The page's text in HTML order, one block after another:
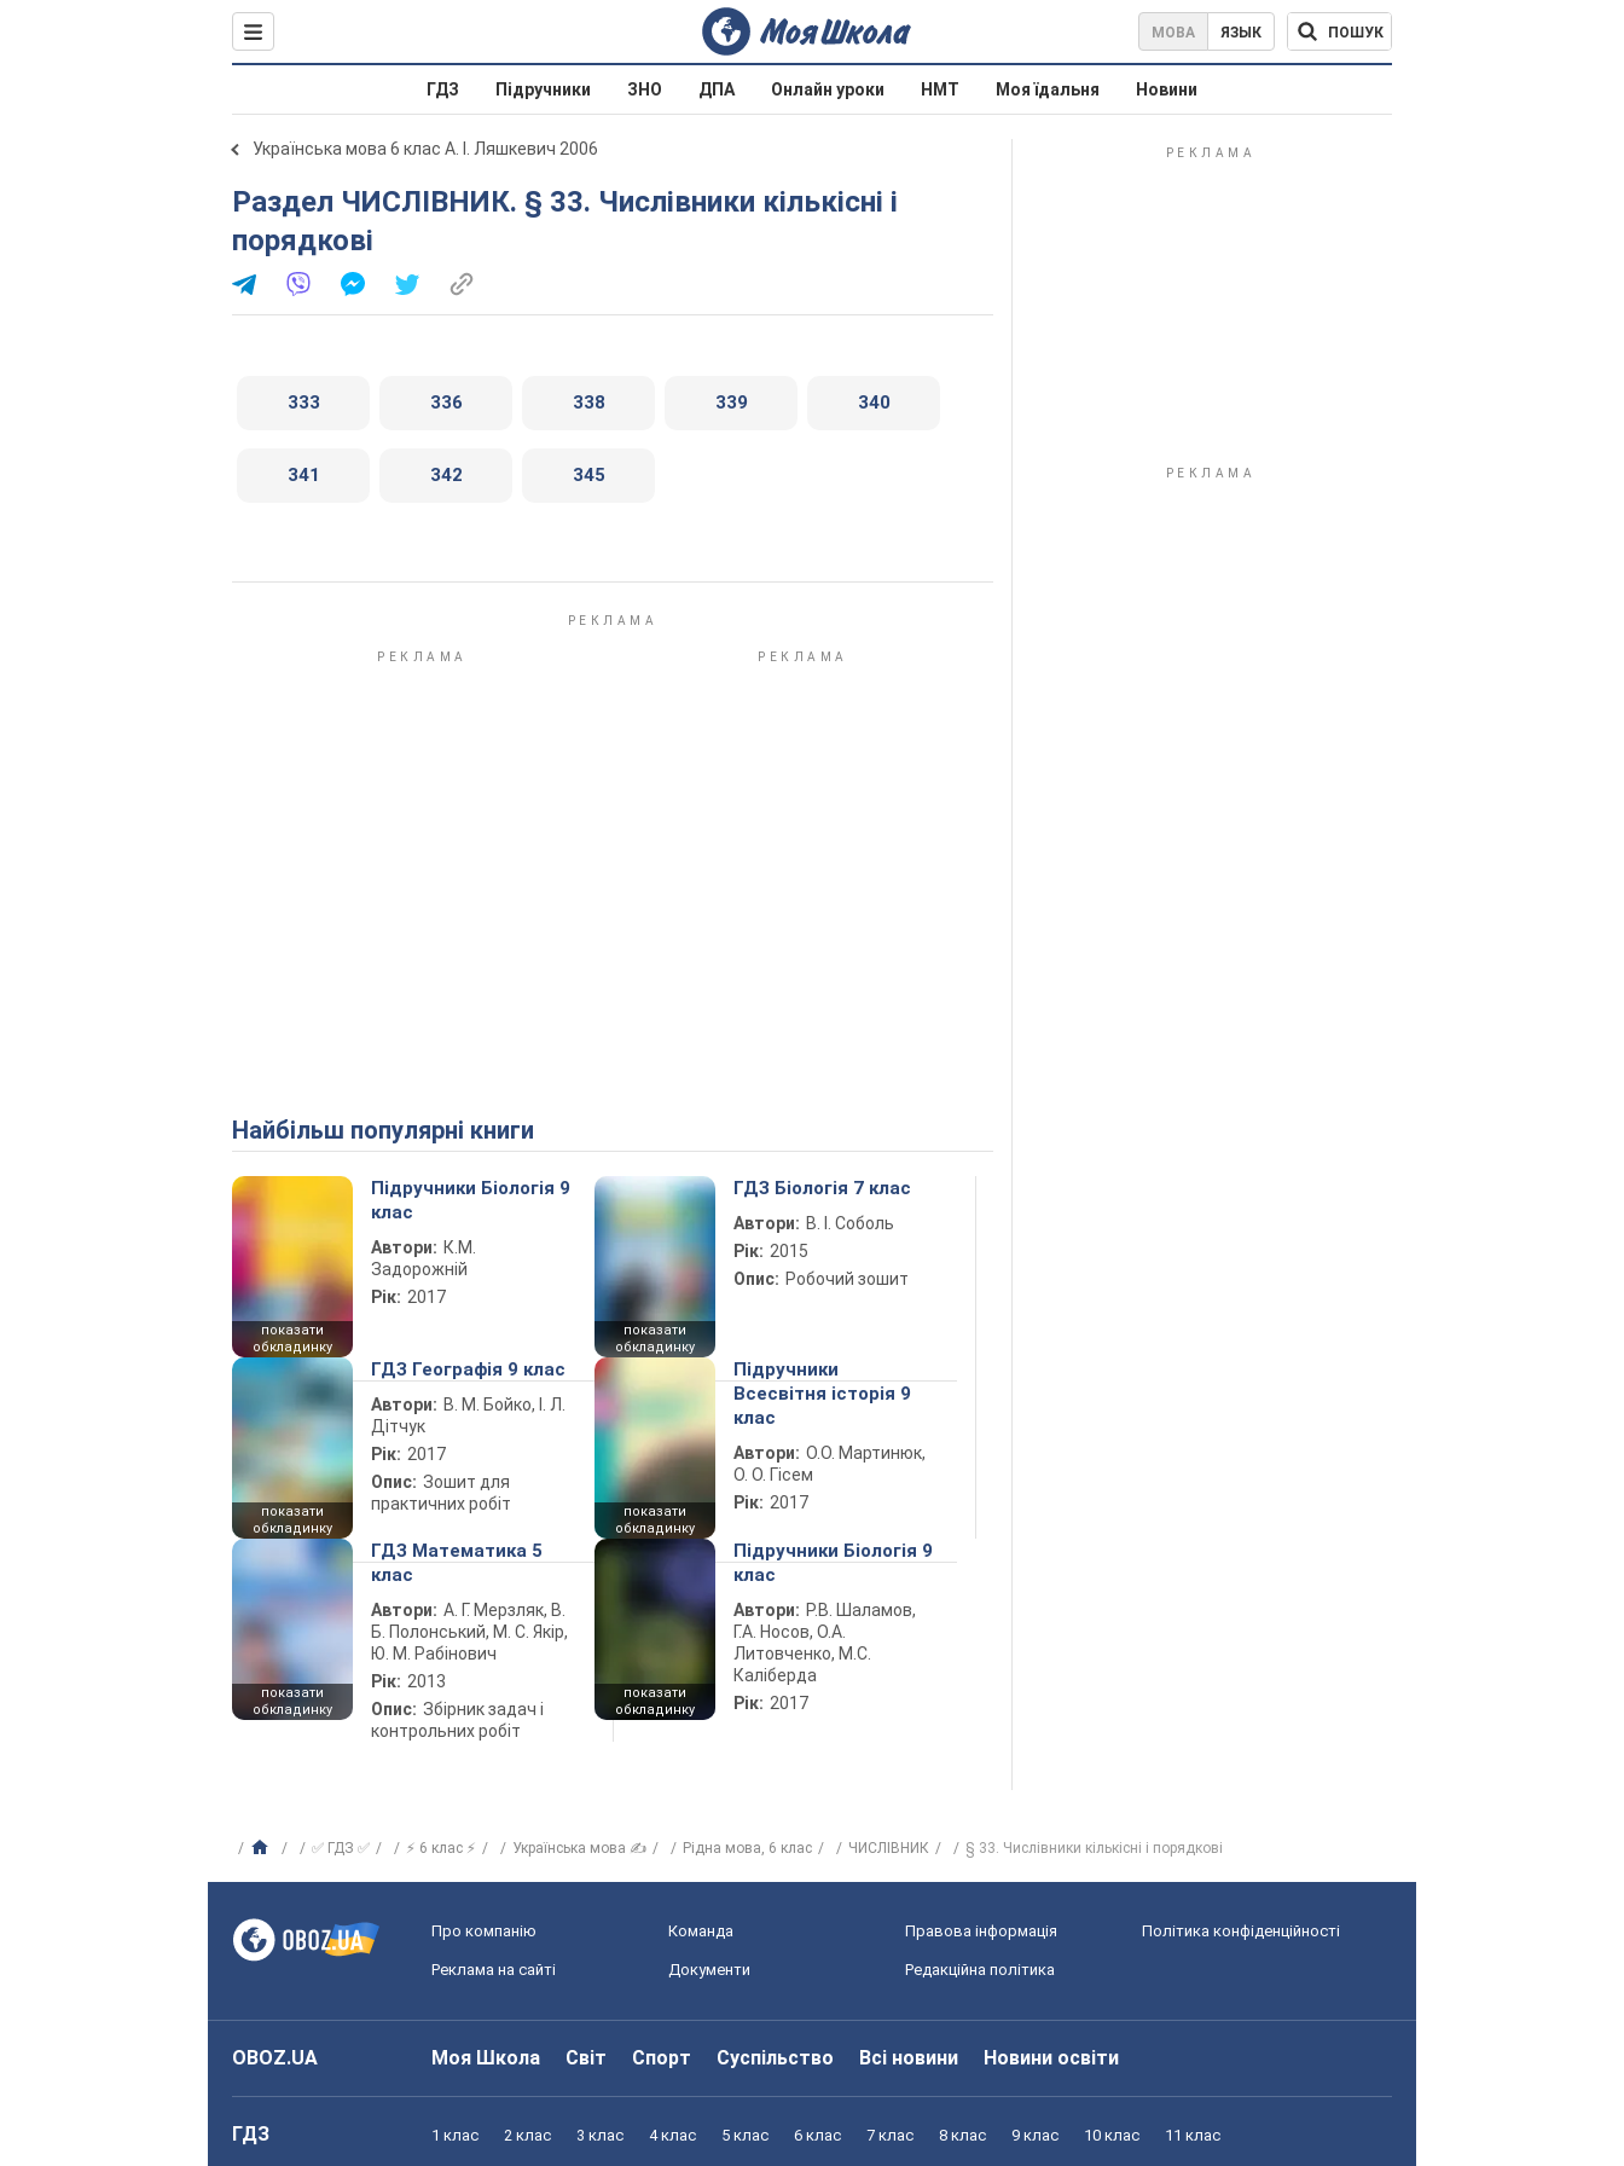
МОВА ЯЗЫК ПОШУК
ГДЗ Підручники ЗНО ДПА Онлайн уроки НМТ Моя їдальня Новини
Українська мова 6 клас А. І. Ляшкевич 2006
Раздел ЧИСЛІВНИК. § 33. Числівники кількісні і
порядкові
333 336 338 339 340
341 342 345
Найбільш популярні книги
показати
обкладинку
Підручники Біологія 9
клас
Автори: К.М.
Задорожній
Рік: 2017
показати
обкладинку
ГДЗ Біологія 7 клас
Автори: В. І. Соболь
Рік: 2015
Опис: Робочий зошит
показати
обкладинку
ГДЗ Географія 9 клас
Автори: В. М. Бойко, І. Л.
Дітчук
Рік: 2017
Опис: Зошит для
практичних робіт
показати
обкладинку
Підручники
Всесвітня історія 9
клас
Автори: О.О. Мартинюк,
О. О. Гісем
Рік: 2017
показати
обкладинку
ГДЗ Математика 5
клас
Автори: А. Г. Мерзляк, В.
Б. Полонський, М. С. Якір,
Ю. М. Рабінович
Рік: 2013
Опис: Збірник задач і
контрольних робіт
показати
обкладинку
Підручники Біологія 9
клас
Автори: Р.В. Шаламов,
Г.А. Носов, О.А.
Литовченко, М.С.
Каліберда
Рік: 2017
✅ ГДЗ ✅ ⚡ 6 клас ⚡ Українська мова ✍ Рідна мова, 6 клас ЧИСЛІВНИК § 33. Числівники кількісні і порядкові
Про компанію Команда Правова інформація Політика конфіденційності
Реклама на сайті Документи Редакційна політика
OBOZ.UA Моя Школа Світ Спорт Суспільство Всі новини Новини освіти
ГДЗ 1 клас 2 клас 3 клас 4 клас 5 клас 6 клас 7 клас 8 клас 9 клас 10 клас 11 клас